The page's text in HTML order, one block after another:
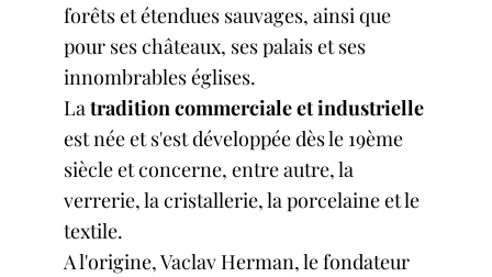
forêts et étendues sauvages, ainsi que
pour ses châteaux, ses palais et ses
innombrables églises.
Latradition commerciale et industrielle
est née et s'est développée dès le 19ème
siècle et concerne, entre autre, la
verrerie, la cristallerie, la porcelaine et le
textile.
A l'origine, Vaclav Herman, le fondateur